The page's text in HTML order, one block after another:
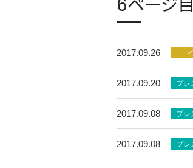
6ページ目
2017.09.26
2017.09.20
2017.09.08
2017.09.08